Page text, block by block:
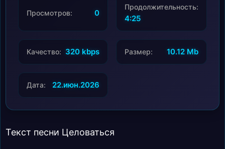
Просмотров: 0
Продолжительность:
4:25
Качество: 320 kbps Размер: 10.12 Mb
Дата: 22.июн.2026
Текст песни Целоваться